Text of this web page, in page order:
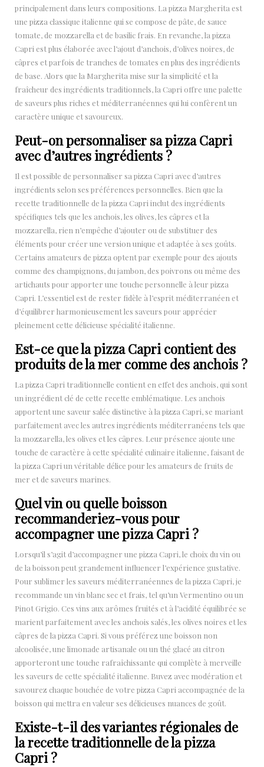
principalement dans leurs compositions. La pizza Margherita est
une pizza classique italienne qui se compose de pâte, de sauce
tomate, de mozzarella et de basilic frais. En revanche, la pizza
Capri est plus élaborée avec l’ajout d’anchois, d’olives noires, de
câpres et parfois de tranches de tomates en plus des ingrédients
de base. Alors que la Margherita mise sur la simplicité et la
fraîcheur des ingrédients traditionnels, la Capri offre une palette
de saveurs plus riches et méditerranéennes qui lui confèrent un
caractère unique et savoureux.
Peut-on personnaliser sa pizza Capri
avec d’autres ingrédients ?
Il est possible de personnaliser sa pizza Capri avec d’autres
ingrédients selon ses préférences personnelles. Bien que la
recette traditionnelle de la pizza Capri inclut des ingrédients
spécifiques tels que les anchois, les olives, les câpres et la
mozzarella, rien n’empêche d’ajouter ou de substituer des
éléments pour créer une version unique et adaptée à ses goûts.
Certains amateurs de pizza optent par exemple pour des ajouts
comme des champignons, du jambon, des poivrons ou même des
artichauts pour apporter une touche personnelle à leur pizza
Capri. L’essentiel est de rester fidèle à l’esprit méditerranéen et
d’équilibrer harmonieusement les saveurs pour apprécier
pleinement cette délicieuse spécialité italienne.
Est-ce que la pizza Capri contient des
produits de la mer comme des anchois ?
La pizza Capri traditionnelle contient en effet des anchois, qui sont
un ingrédient clé de cette recette emblématique. Les anchois
apportent une saveur salée distinctive à la pizza Capri, se mariant
parfaitement avec les autres ingrédients méditerranéens tels que
la mozzarella, les olives et les câpres. Leur présence ajoute une
touche de caractère à cette spécialité culinaire italienne, faisant de
la pizza Capri un véritable délice pour les amateurs de fruits de
mer et de saveurs marines.
Quel vin ou quelle boisson
recommanderiez-vous pour
accompagner une pizza Capri ?
Lorsqu’il s’agit d’accompagner une pizza Capri, le choix du vin ou
de la boisson peut grandement influencer l’expérience gustative.
Pour sublimer les saveurs méditerranéennes de la pizza Capri, je
recommande un vin blanc sec et frais, tel qu’un Vermentino ou un
Pinot Grigio. Ces vins aux arômes fruités et à l’acidité équilibrée se
marient parfaitement avec les anchois salés, les olives noires et les
câpres de la pizza Capri. Si vous préférez une boisson non
alcoolisée, une limonade artisanale ou un thé glacé au citron
apporteront une touche rafraîchissante qui complète à merveille
les saveurs de cette spécialité italienne. Buvez avec modération et
savourez chaque bouchée de votre pizza Capri accompagnée de la
boisson qui mettra en valeur ses délicieuses nuances de goût.
Existe-t-il des variantes régionales de
la recette traditionnelle de la pizza
Capri ?